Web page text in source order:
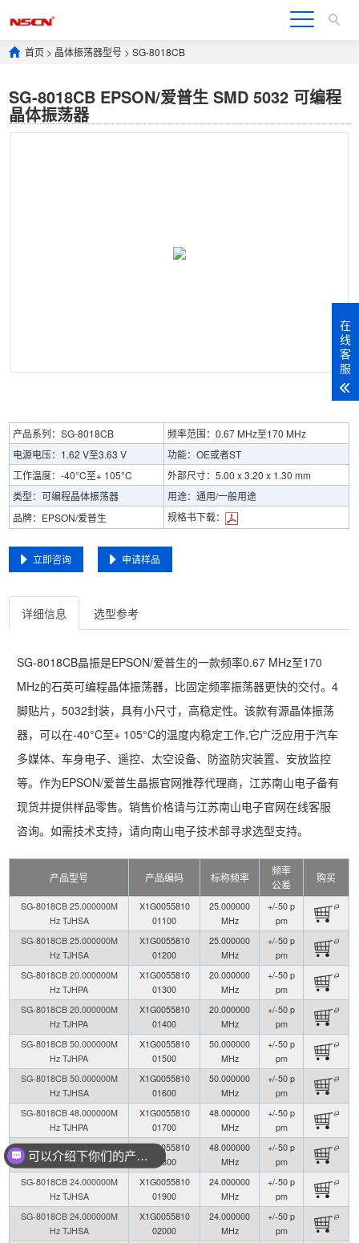
首页 > 晶体振荡器型号 >SG-8018CB
SG-8018CB EPSON/爱普生 SMD 5032 可编程
晶体振荡器
产品系列：SG-8018CB
频率范围：0.67 MHz至170 MHz
电源电压：1.62 V至3.63 V
功能：OE或者ST
工作温度：-40°C至+ 105°C
外部尺寸：5.00 x 3.20 x 1.30 mm
类型：可编程晶体振荡器
用途：通用/一般用途
品牌：EPSON/爱普生
规格书下载：
立即咨询 申请样品
详细信息 选型参考
SG-8018CB晶振是EPSON/爱普生的一款频率0.67 MHz至170
MHz的石英可编程晶体振荡器，比固定频率振荡器更快的交付。4
脚贴片，5032封装，具有小尺寸，高稳定性。该款有源晶体振荡
器，可以在-40°C至+ 105°C的温度内稳定工作,它广泛应用于汽车
多媒体、车身电子、遥控、太空设备、防盗防灾装置、安放监控
等。作为EPSON/爱普生晶振官网推荐代理商，江苏南山电子备有
现货并提供样品零售。销售价格请与江苏南山电子官网在线客服
咨询。如需技术支持，请向南山电子技术部寻求选型支持。
产品型号 产品编码 标称频率
频率
公差
购买
SG-8018CB 25.000000M
Hz TJHSA
X1G0055810
01100
25.000000
MHz
+/-50 p
pm
SG-8018CB 25.000000M
Hz TJHSA
X1G0055810
01200
25.000000
MHz
+/-50 p
pm
SG-8018CB 20.000000M
Hz TJHPA
X1G0055810
01300
20.000000
MHz
+/-50 p
pm
SG-8018CB 20.000000M
Hz TJHPA
X1G0055810
01400
20.000000
MHz
+/-50 p
pm
SG-8018CB 50.000000M
Hz TJHPA
X1G0055810
01500
50.000000
MHz
+/-50 p
pm
SG-8018CB 50.000000M
Hz TJHSA
X1G0055810
01600
50.000000
MHz
+/-50 p
pm
SG-8018CB 48.000000M
Hz TJHPA
X1G0055810
01700
48.000000
MHz
+/-50 p
pm
SG-8018CB 48.000000M
Hz TJHPA
X1G0055810
01800
48.000000
MHz
+/-50 p
pm
SG-8018CB 24.000000M
Hz TJHSA
X1G0055810
01900
24.000000
MHz
+/-50 p
pm
SG-8018CB 24.000000M
Hz TJHSA
X1G0055810
02000
24.000000
MHz
+/-50 p
pm
在
线
客
服